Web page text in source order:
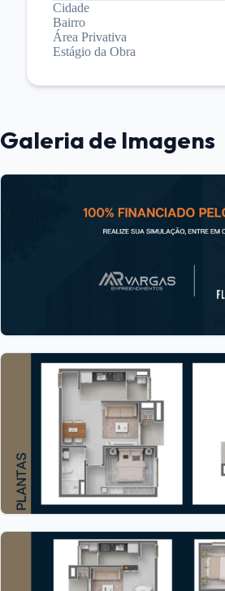
Cidade
Bairro
Área Privativa
Estágio da Obra
Galeria de Imagens